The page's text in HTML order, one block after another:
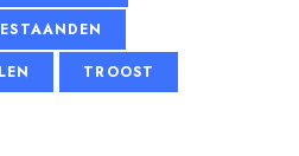
TROOST